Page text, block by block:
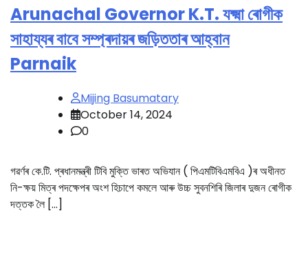
Arunachal Governor K.T. যক্ষ্মা ৰোগীক
সাহায্যৰ বাবে সম্প্ৰদায়ৰ জড়িততাৰ আহ্বান
Parnaik
Mijing Basumatary
October 14, 2024
0
গৱৰ্ণৰ কে.টি. প্ৰধানমন্ত্ৰী টিবি মুক্তি ভাৰত অভিযান ( পিএমটিবিএমবিএ )ৰ অধীনত
নি-ক্ষয় মিত্ৰ পদক্ষেপৰ অংশ হিচাপে কমলে আৰু উচ্চ সুবনশিৰি জিলাৰ দুজন ৰোগীক
দত্তক লৈ […]